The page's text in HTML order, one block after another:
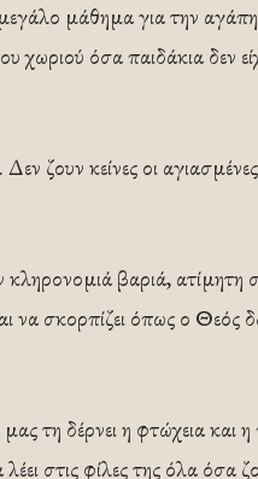
μάθημα για την
χωριού όσα παιδάκια δεν
ζουν κείνες οι
βαριά, ατίμητη
να σκορπίζει όπως ο Θεός
τη δέρνει η φτώχεια και
στις φίλες της όλα όσα